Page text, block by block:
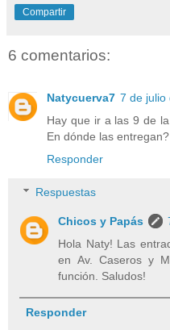
Compartir
6 comentarios:
Natycuerva7 7 de julio
Hay que ir a las 9 de
En dónde las entregan?
Responder
Respuestas
Chicos y Papás
Hola Naty! Las
en Av. Caseros y
función. Saludos!
Responder